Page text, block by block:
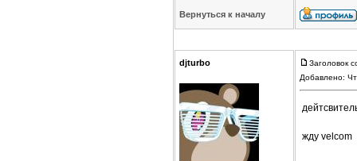
Вернуться к началу
djturbo
Заголовок
Добавлено:
жду velcom